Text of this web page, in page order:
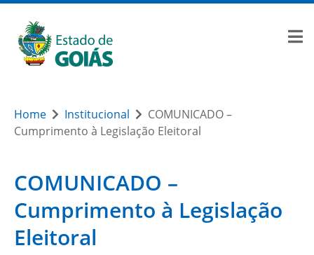
Home Institucional
COMUNICADO –
Cumprimento à Legislação Eleitoral
COMUNICADO –
Cumprimento à Legislação
Eleitoral